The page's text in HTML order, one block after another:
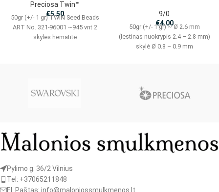
Preciosa Twin™
€5.50
50gr (+/- 1 gr) TWIN Seed Beads
ART No. 321-96001 ~945 vnt 2
skylės hematite
9/0
€4.00
50gr (+/- 1 gr) ~ Ø 2.6 mm
(lestinas nuokrypis 2.4 – 2.8 mm)
skylė Ø 0.8 – 0.9 mm
Pylimo g. 36/2 Vilnius
Tel: +37065211848
El. Paštas: info@maloniossmulkmenos.lt